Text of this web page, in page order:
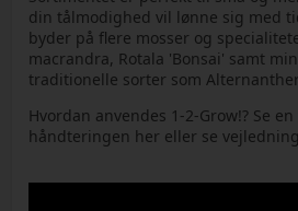
din tålmodighed vil lønne sig med
byder på flere mosser og
macrandra, Rotala 'Bonsai' samt
traditionelle sorter som
Hvordan anvendes 1-2-Grow!? Se
håndteringen her eller se